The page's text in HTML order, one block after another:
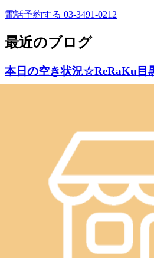
電話予約する 03-3491-0212
最近のブログ
本日の空き状況☆ReRaKu目
１2時30分よりご予約いただけま
わりますのでご注意ください。ス
ております。最後までお読みいた
す。Re.Ra.Ku目黒店12：30～21：
TEL．．．03-3491-0212＃目黒＃
線＃都営三田線＃東急目黒線＃東
し＃リラクゼーション＃肩こり＃
本日の空き状況☆ReRaKu目
こんにちは、ReRaKu目黒店です
る気温から、また猛暑の一日に逆
る冷えすぎや外との温度差で疲れ
ませんか？お休みの日のリフレッ
用もお待ちしています。Re.Ra.Ku
顔でお待ちしています。１2時30
タッフ一同心よりお待ちしており
本日の空き状況☆ReRaKu目
週は、連休明けから猛暑ですね。